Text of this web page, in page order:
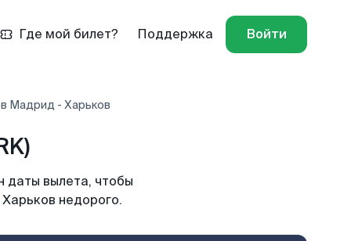
Где мой билет? Поддержка Войти
Мадрид - Харьков
даты вылета, чтобы
недорого.